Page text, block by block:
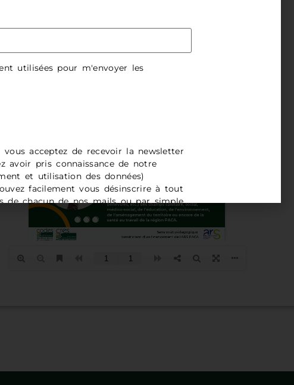
utilisées pour m'envoyer les
acceptez de recevoir la newsletter
avoir pris connaissance de notre
et utilisation des données)
facilement vous désinscrire à tout
de chacun de nos mails ou par simple